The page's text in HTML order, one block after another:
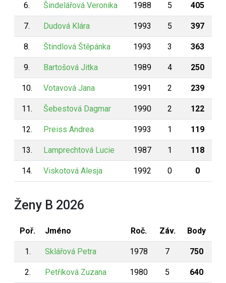
6. Šindelářová Veronika 1988 5 405
7. Dudová Klára 1993 5 397
8. Štindlová Štěpánka 1993 3 363
9. Bartošová Jitka 1989 4 250
10. Votavová Jana 1991 2 239
11. Šebestová Dagmar 1990 2 122
12. Preiss Andrea 1993 1 119
13. Lamprechtová Lucie 1987 1 118
14. Viskotová Alesja 1992 0 0
Ženy B 2026
Poř. Jméno Roč. Záv. Body
1. Sklářová Petra 1978 7 750
2. Petříková Zuzana 1980 5 640